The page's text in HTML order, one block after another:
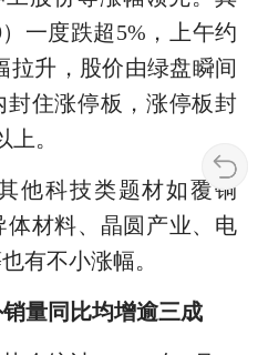
一度跌超5%，上午约
拉升，股价由绿盘瞬间
封住涨停板，涨停板封
。
他科技类题材如覆铜
材料、晶圆产业、电
有不小涨幅。
量同比均增逾三成